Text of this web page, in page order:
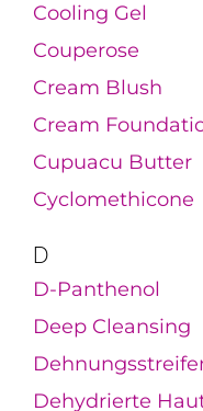
Cooling Gel
Couperose
Cream Blush
Cream
Cupuacu Butter
Cyclomethicone
D
D-Panthenol
Deep Cleansing
Dehydrierte